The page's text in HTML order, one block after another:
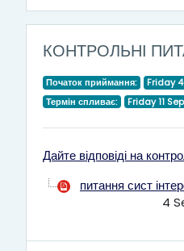
КОНТРОЛЬНІ
Початок приймання:
Friday
Термін спливає:
Friday 11
Дайте відповіді на
питання сист
4